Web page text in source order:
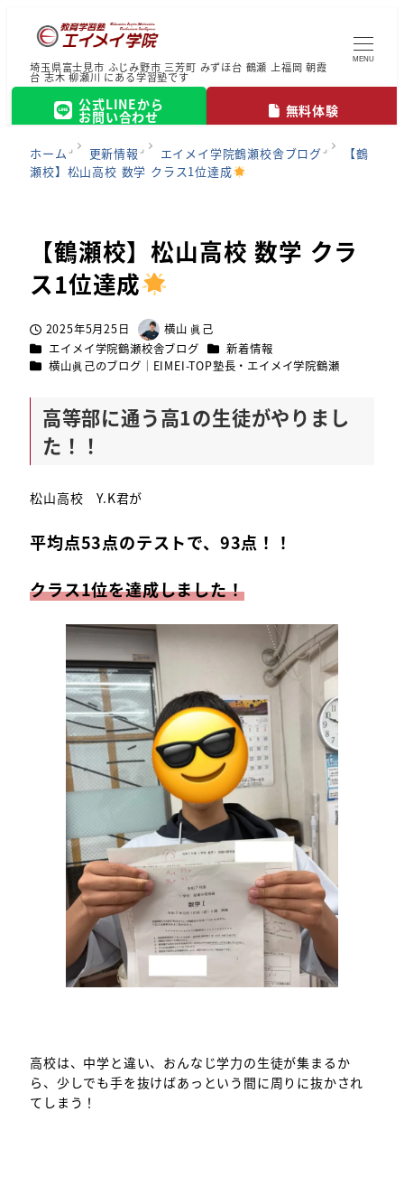
埼玉県富士見市 ふじみ野市 三芳町 みずほ台 鶴瀬 上福岡 朝霞
台 志木 柳瀬川 にある学習塾です
公式LINEから
お問い合わせ 無料体験
MENU
ホーム 更新情報 エイメイ学院鶴瀬校舎ブログ
【鶴
瀬校】松山高校 数学 クラス1位達成
【鶴瀬校】松山高校 数学 クラ
ス1位達成
投稿日2025年5月25日
著
者
横山 眞己
カテゴリー
エイメイ学院鶴瀬校舎ブログ カテゴリー
新着情報
カテゴリー
横山眞己のブログ｜EIMEI-TOP塾長・エイメイ学院鶴瀬
高等部に通う高1の生徒がやりまし
た！！
松山高校 Y.K君が
平均点53点のテストで、93点！！
クラス1位を達成しました！
高校は、中学と違い、おんなじ学力の生徒が集まるか
ら、少しでも手を抜けばあっという間に周りに抜かされ
てしまう！